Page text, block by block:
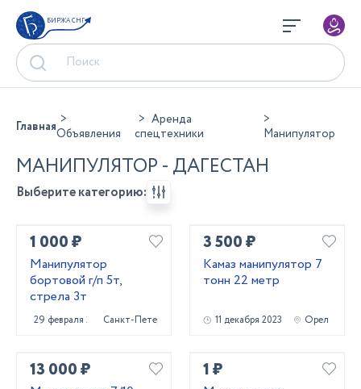
БИРЖА СНГ
ГлавнаяОбъявления
Аренда
спецтехники
Манипулятор
МАНИПУЛЯТОР - ДАГЕСТАН
Выберите категорию:
1 000 ₽
Манипулятор
бортовой г/п 5т,
стрела 3т
29 февраля 2024Санкт-Петербург
3 500 ₽
Камаз манипулятор 7
тонн 22 метр
11 декабря 2023 Орел
13 000 ₽ 1 ₽